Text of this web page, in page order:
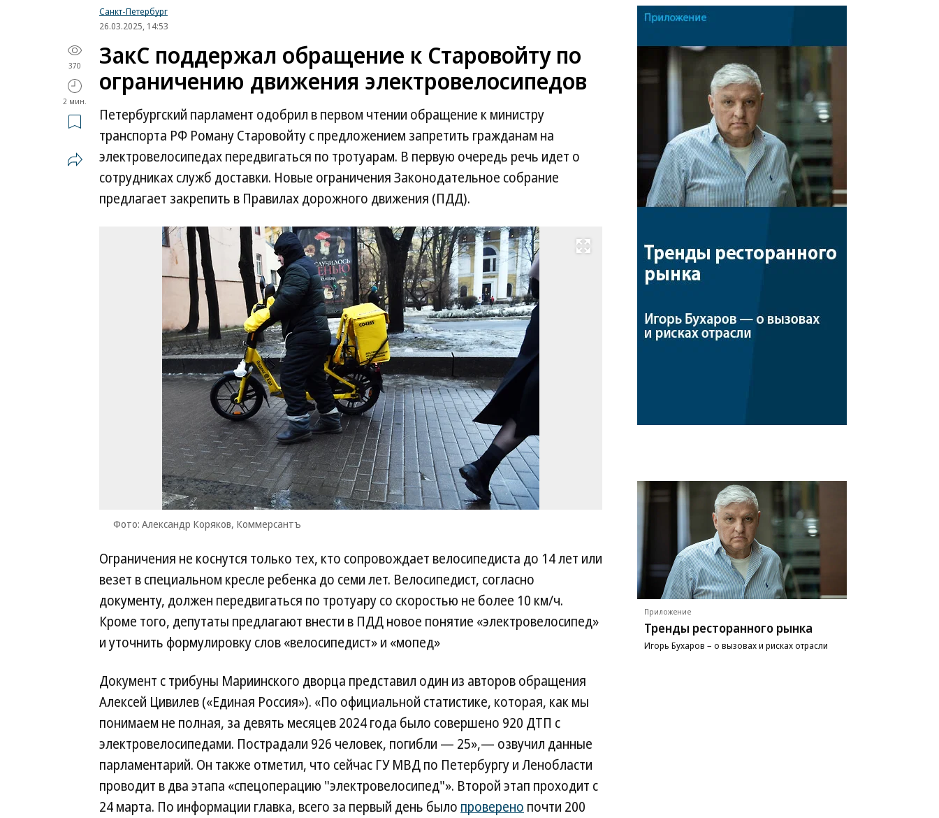
Санкт-Петербург
26.03.2025, 14:53
370
2 мин.
ЗакС поддержал обращение к Старовойту по
ограничению движения электровелосипедов
Петербургский парламент одобрил в первом чтении обращение к министру
транспорта РФ Роману Старовойту с предложением запретить гражданам на
электровелосипедах передвигаться по тротуарам. В первую очередь речь идет о
сотрудниках служб доставки. Новые ограничения Законодательное собрание
предлагает закрепить в Правилах дорожного движения (ПДД).
Развернуть на весь экран
Фото: Александр Коряков, Коммерсантъ
Коряков,
Коммерсантъ
Ограничения не коснутся только тех, кто сопровождает велосипедиста до 14 лет или
везет в специальном кресле ребенка до семи лет. Велосипедист, согласно
документу, должен передвигаться по тротуару со скоростью не более 10 км/ч.
Кроме того, депутаты предлагают внести в ПДД новое понятие «электровелосипед»
и уточнить формулировку слов «велосипедист» и «мопед»
Документ с трибуны Мариинского дворца представил один из авторов обращения
Алексей Цивилев («Единая Россия»). «По официальной статистике, которая, как мы
понимаем не полная, за девять месяцев 2024 года было совершено 920 ДТП с
электровелосипедами. Пострадали 926 человек, погибли — 25»,— озвучил данные
парламентарий. Он также отметил, что сейчас ГУ МВД по Петербургу и Ленобласти
проводит в два этапа «спецоперацию "электровелосипед"». Второй этап проходит с
24 марта. По информации главка, всего за первый день было проверено почти 200
Приложение
Тренды ресторанного рынка
Игорь Бухаров – о вызовах и рисках отрасли